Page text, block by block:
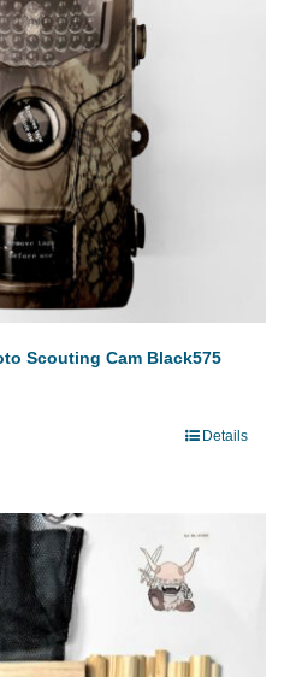
Scouting Cam Black575
Details